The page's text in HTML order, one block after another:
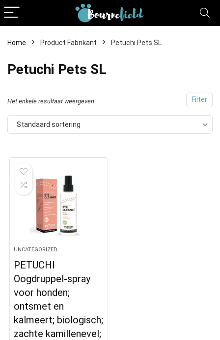
Home Product Fabrikant Petuchi Pets SL
Petuchi Pets SL
Filter
Het enkele resultaat weergeven
Standaard sortering
UNCATEGORIZED
PETUCHI
Oogdruppel-spray
voor honden;
ontsmet en
kalmeert; biologisch;
zachte kamillenevel;